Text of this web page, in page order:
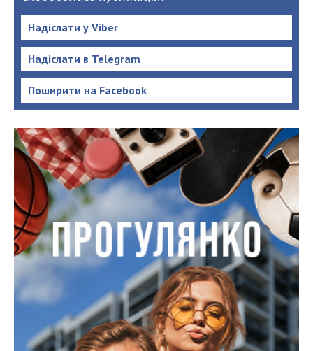
Надіслати у Viber
Надіслати в Telegram
Поширити на Facebook